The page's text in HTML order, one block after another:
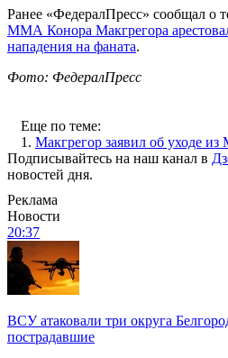
Ранее «ФедералПресс» сообщал о
ММА Конора Макгрегора
нападения на фаната.
Фото: ФедералПресс
Еще по теме:
1. Макгрегор заявил об уходе из
Подписывайтесь на наш канал в
новостей дня.
Реклама
Новости
20:37
ВСУ атаковали три округа
пострадавшие